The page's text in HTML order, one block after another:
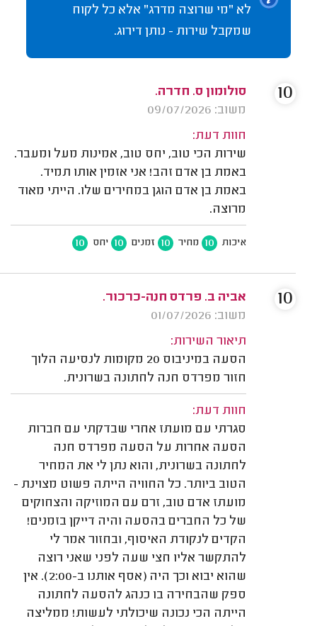
לא "מי שרוצה מדרג" אלא כל לקוח
שמקבל שירות - נותן דירוג.
סולומון ס. חדרה.
משוב: 09/07/2026
חוות דעת:
שירות הכי טוב, יחס טוב, אמינות מעל ומעבר.
באמת בן אדם זהב! אני אזמין אותו תמיד.
באמת בן אדם הוגן במחירים שלו. הייתי מאוד
מרוצה.
איכות 10 מחיר 10 זמנים 10 יחס 10
10
אביה ב. פרדס חנה-כרכור.
משוב: 01/07/2026
תיאור השירות:
הסעה במיניבוס 20 מקומות לנסיעה הלוך
חזור מפרדס חנה לחתונה בשרונית.
חוות דעת:
סגרתי עם מועתז אחרי שבדקתי עם חברות
הסעה אחרות על הסעה מפרדס חנה
לחתונה בשרונית, והוא נתן לי את המחיר
הטוב ביותר. כל החוויה הייתה פשוט מצוינת -
מועתז אדם טוב, זרם עם המוזיקה והצחוקים
של כל החברים בהסעה והיה דייקן בזמנים!
הקדים לנקודת האיסוף, ובחזור אמר לי
להתקשר אליו חצי שעה לפני שאני רוצה
שהוא יבוא וכך היה (אסף אותנו ב-2:00). אין
ספק שהבחירה בו כנהג להסעה לחתונה
הייתה הכי נכונה שיכולתי לעשות! ממליצה
10